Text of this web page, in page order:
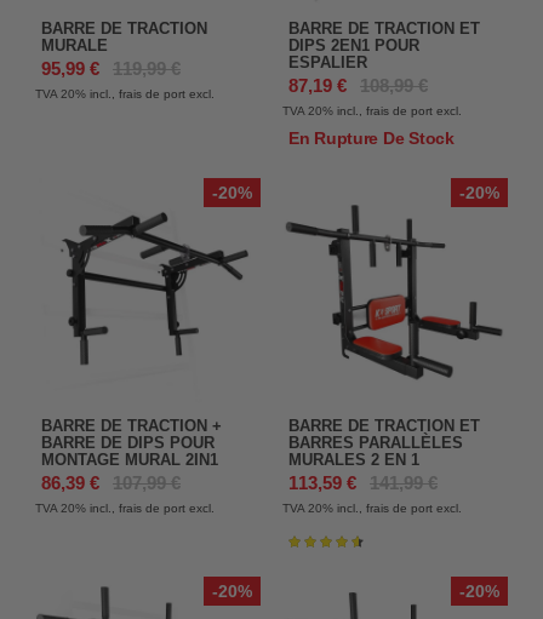
BARRE DE TRACTION
MURALE
95,99 € 119,99 €
TVA 20% incl., frais de port excl.
BARRE DE TRACTION ET
DIPS 2EN1 POUR
ESPALIER
87,19 € 108,99 €
TVA 20% incl., frais de port excl.
En Rupture De Stock
-20%
BARRE DE TRACTION +
BARRE DE DIPS POUR
MONTAGE MURAL 2IN1
86,39 € 107,99 €
TVA 20% incl., frais de port excl.
-20%
BARRE DE TRACTION ET
BARRES PARALLÈLES
MURALES 2 EN 1
113,59 € 141,99 €
TVA 20% incl., frais de port excl.
Évaluation:
-20%
-20%